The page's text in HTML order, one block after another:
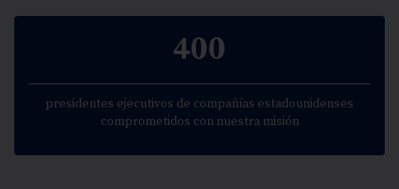
400
presidentes ejecutivos de compañías estadounidenses
comprometidos con nuestra misión